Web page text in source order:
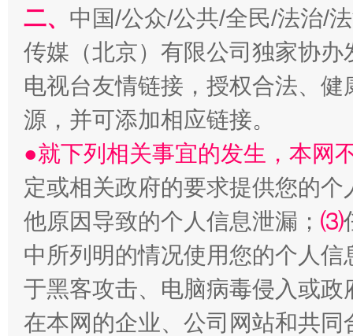
镜头丨大暑三秋近 山西：
二、 中国/公众/公共/全民/法治/
传媒（北京）有限公司独家协
电视台友情链接，授权合法、
源，并可添加相应链接。
●就下列相关事宜的发生，本网
定或相关政府的要求提供您的个
他原因导致的个人信息泄漏； ⑶
中所列明的情况使用您的个人
于黑客攻击、电脑病毒侵入或
在本网的企业、公司网站和共